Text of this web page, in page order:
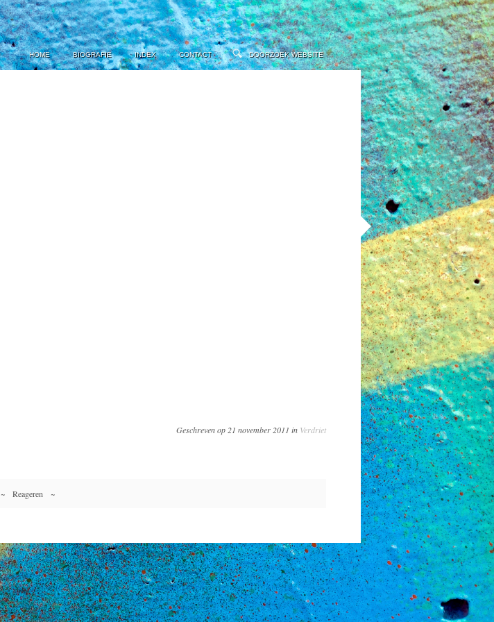
HOME BIOGRAFIE INDEX CONTACT
Geschreven op 21 november 2011 in Verdriet
~ Reageren ~